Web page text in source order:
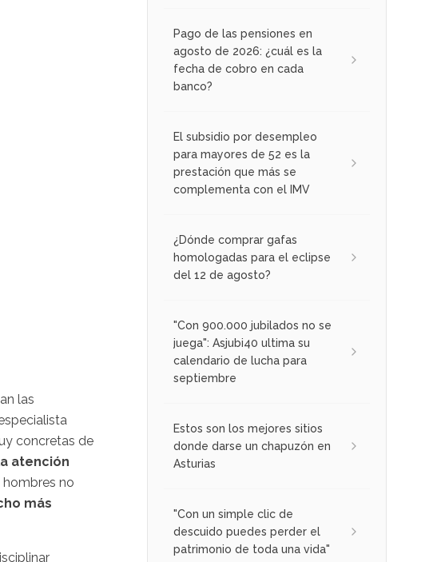
las
concretas de
atención
no
más
Pago de las pensiones en
agosto de 2026: ¿cuál es la
fecha de cobro en cada
banco?
El subsidio por desempleo
para mayores de 52 es la
prestación que más se
complementa con el IMV
¿Dónde comprar gafas
homologadas para el eclipse
del 12 de agosto?
"Con 900.000 jubilados no se
juega": Asjubi40 ultima su
calendario de lucha para
septiembre
Estos son los mejores sitios
donde darse un chapuzón en
Asturias
"Con un simple clic de
descuido puedes perder el
patrimonio de toda una vida"